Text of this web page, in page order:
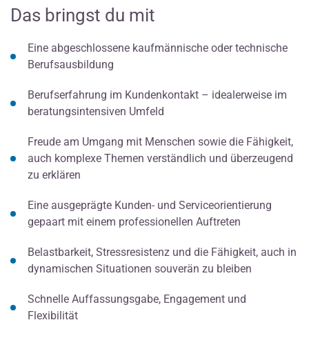
Das bringst du mit
Eine abgeschlossene kaufmännische oder technische
Berufsausbildung
Berufserfahrung im Kundenkontakt – idealerweise im
beratungsintensiven Umfeld
Freude am Umgang mit Menschen sowie die Fähigkeit,
auch komplexe Themen verständlich und überzeugend
zu erklären
Eine ausgeprägte Kunden- und Serviceorientierung
gepaart mit einem professionellen Auftreten
Belastbarkeit, Stressresistenz und die Fähigkeit, auch in
dynamischen Situationen souverän zu bleiben
Schnelle Auffassungsgabe, Engagement und
Flexibilität